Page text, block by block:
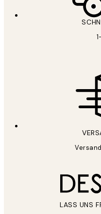
LASS UNS